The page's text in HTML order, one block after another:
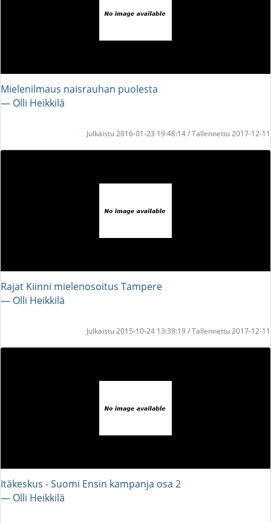
Mielenilmaus naisrauhan puolesta
― Olli Heikkilä
Julkaistu 2016-01-23 19:48:14 / Tallennettu 2017-12-11
Rajat Kiinni mielenosoitus Tampere
― Olli Heikkilä
Julkaistu 2015-10-24 13:39:19 / Tallennettu 2017-12-11
Itäkeskus - Suomi Ensin kampanja osa 2
― Olli Heikkilä